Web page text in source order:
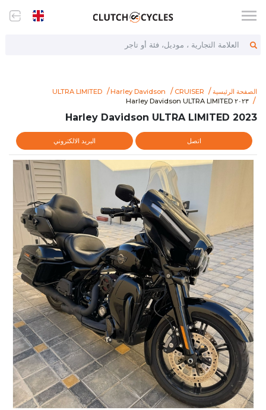
العلامة التجارية ، موديل، فئة أو تاجر
الصفحة الرئيسية CRUISER
Harley Davidson
ULTRA LIMITED
item/2023-harley-davidson-ultra-limited
٢٠٢٣ Harley Davidson ULTRA LIMITED
٢٠٢٣ Harley Davidson ULTRA LIMITED
2023 Harley Davidson ULTRA LIMITED
اتصل البريد الالكتروني